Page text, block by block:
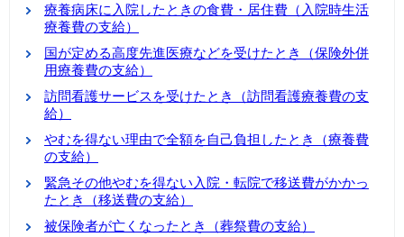
療養病床に入院したときの食費・居住費（入院時生活
療養費の支給）
国が定める高度先進医療などを受けたとき（保険外併
用療養費の支給）
訪問看護サービスを受けたとき（訪問看護療養費の支
給）
やむを得ない理由で全額を自己負担したとき（療養費
の支給）
緊急その他やむを得ない入院・転院で移送費がかかっ
たとき（移送費の支給）
被保険者が亡くなったとき（葬祭費の支給）